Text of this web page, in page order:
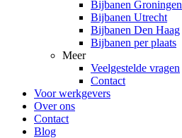
Bijbanen Groningen
Bijbanen Utrecht
Bijbanen Den Haag
Bijbanen per plaats
Meer
Veelgestelde vragen
Contact
Voor werkgevers
Over ons
Contact
Blog